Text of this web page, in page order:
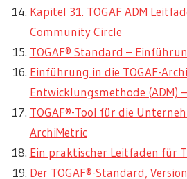
Kapitel 31. TOGAF ADM
Community Circle
TOGAF® Standard –
Einführung in die TOGAF-
Entwicklungsmethode (ADM)
TOGAF®-Tool für die
ArchiMetric
Ein praktischer Leitfaden für
Der TOGAF®-Standard,